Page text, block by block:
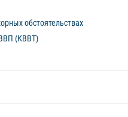
обстоятельствах
(КВВТ)